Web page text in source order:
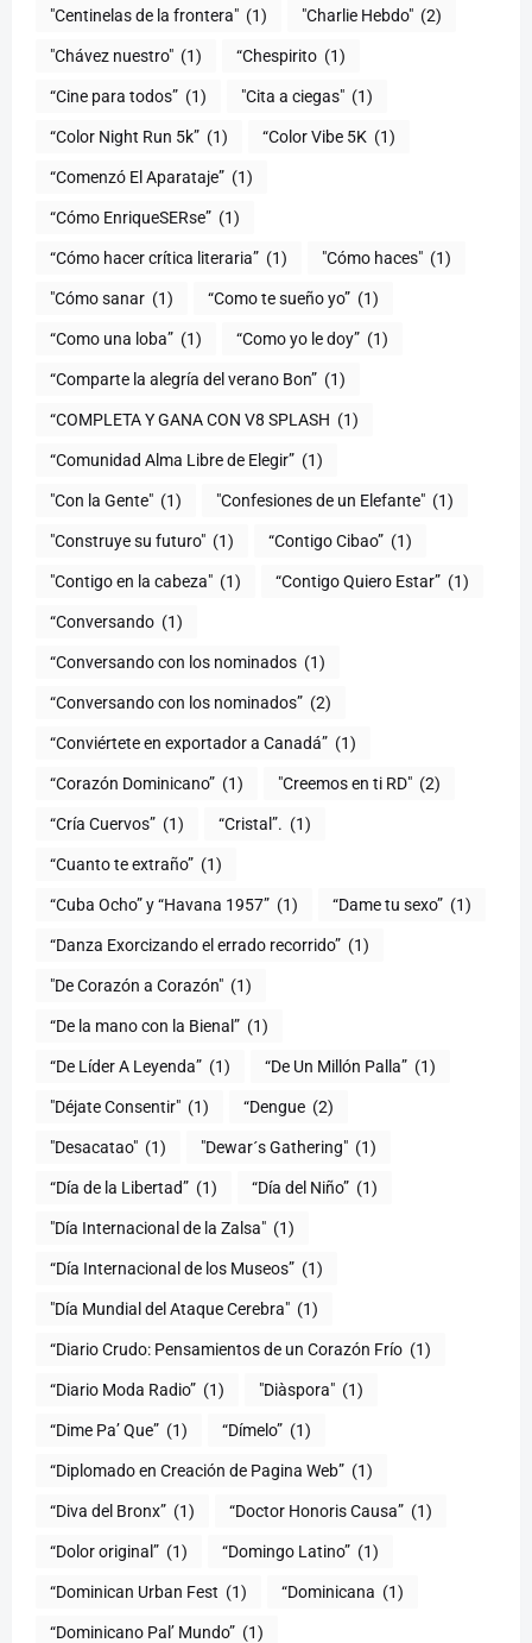
"Centinelas de la frontera" (1) "Charlie Hebdo" (2)
"Chávez nuestro" (1) “Chespirito (1)
“Cine para todos” (1) "Cita a ciegas" (1)
“Color Night Run 5k” (1) “Color Vibe 5K (1)
“Comenzó El Aparataje” (1)
“Cómo EnriqueSERse” (1)
(1) "Cómo haces" (1)
"Cómo sanar (1) “Como te sueño yo” (1)
“Como una loba” (1) “Como yo le doy” (1)
“Comparte la alegría del verano Bon” (1)
“COMPLETA Y GANA CON V8 SPLASH (1)
“Comunidad Alma Libre de Elegir” (1)
"Con la Gente" (1) "Confesiones de un Elefante" (1)
"Construye su futuro" (1) “Contigo Cibao” (1)
"Contigo en la cabeza" (1) “Contigo Quiero Estar” (1)
“Conversando (1)
“Conversando con los nominados (1)
“Conversando con los nominados” (2)
“Conviértete en exportador a Canadá” (1)
“Corazón Dominicano” (1) "Creemos en ti RD" (2)
“Cría Cuervos” (1) “Cristal”. (1)
“Cuanto te extraño” (1)
“Cuba Ocho” y “Havana 1957” (1) “Dame tu sexo” (1)
“Danza Exorcizando el errado recorrido” (1)
"De Corazón a Corazón" (1)
(1)
“De Líder A Leyenda” (1) “De Un Millón Palla” (1)
"Déjate Consentir" (1) “Dengue (2)
"Desacatao" (1) "Dewar´s Gathering" (1)
(1) “Día del Niño” (1)
"Día Internacional de la Zalsa" (1)
“Día Internacional de los Museos” (1)
"Día Mundial del Ataque Cerebra" (1)
“Diario Crudo: Pensamientos de un Corazón Frío (1)
“Diario Moda Radio” (1) (1)
“Dime Pa’ Que” (1) “Dímelo” (1)
“Diplomado en Creación de Pagina Web” (1)
“Diva del Bronx” (1) “Doctor Honoris Causa” (1)
“Dolor original” (1) “Domingo Latino” (1)
“Dominican Urban Fest (1) “Dominicana (1)
“Dominicano Pal’ Mundo” (1)